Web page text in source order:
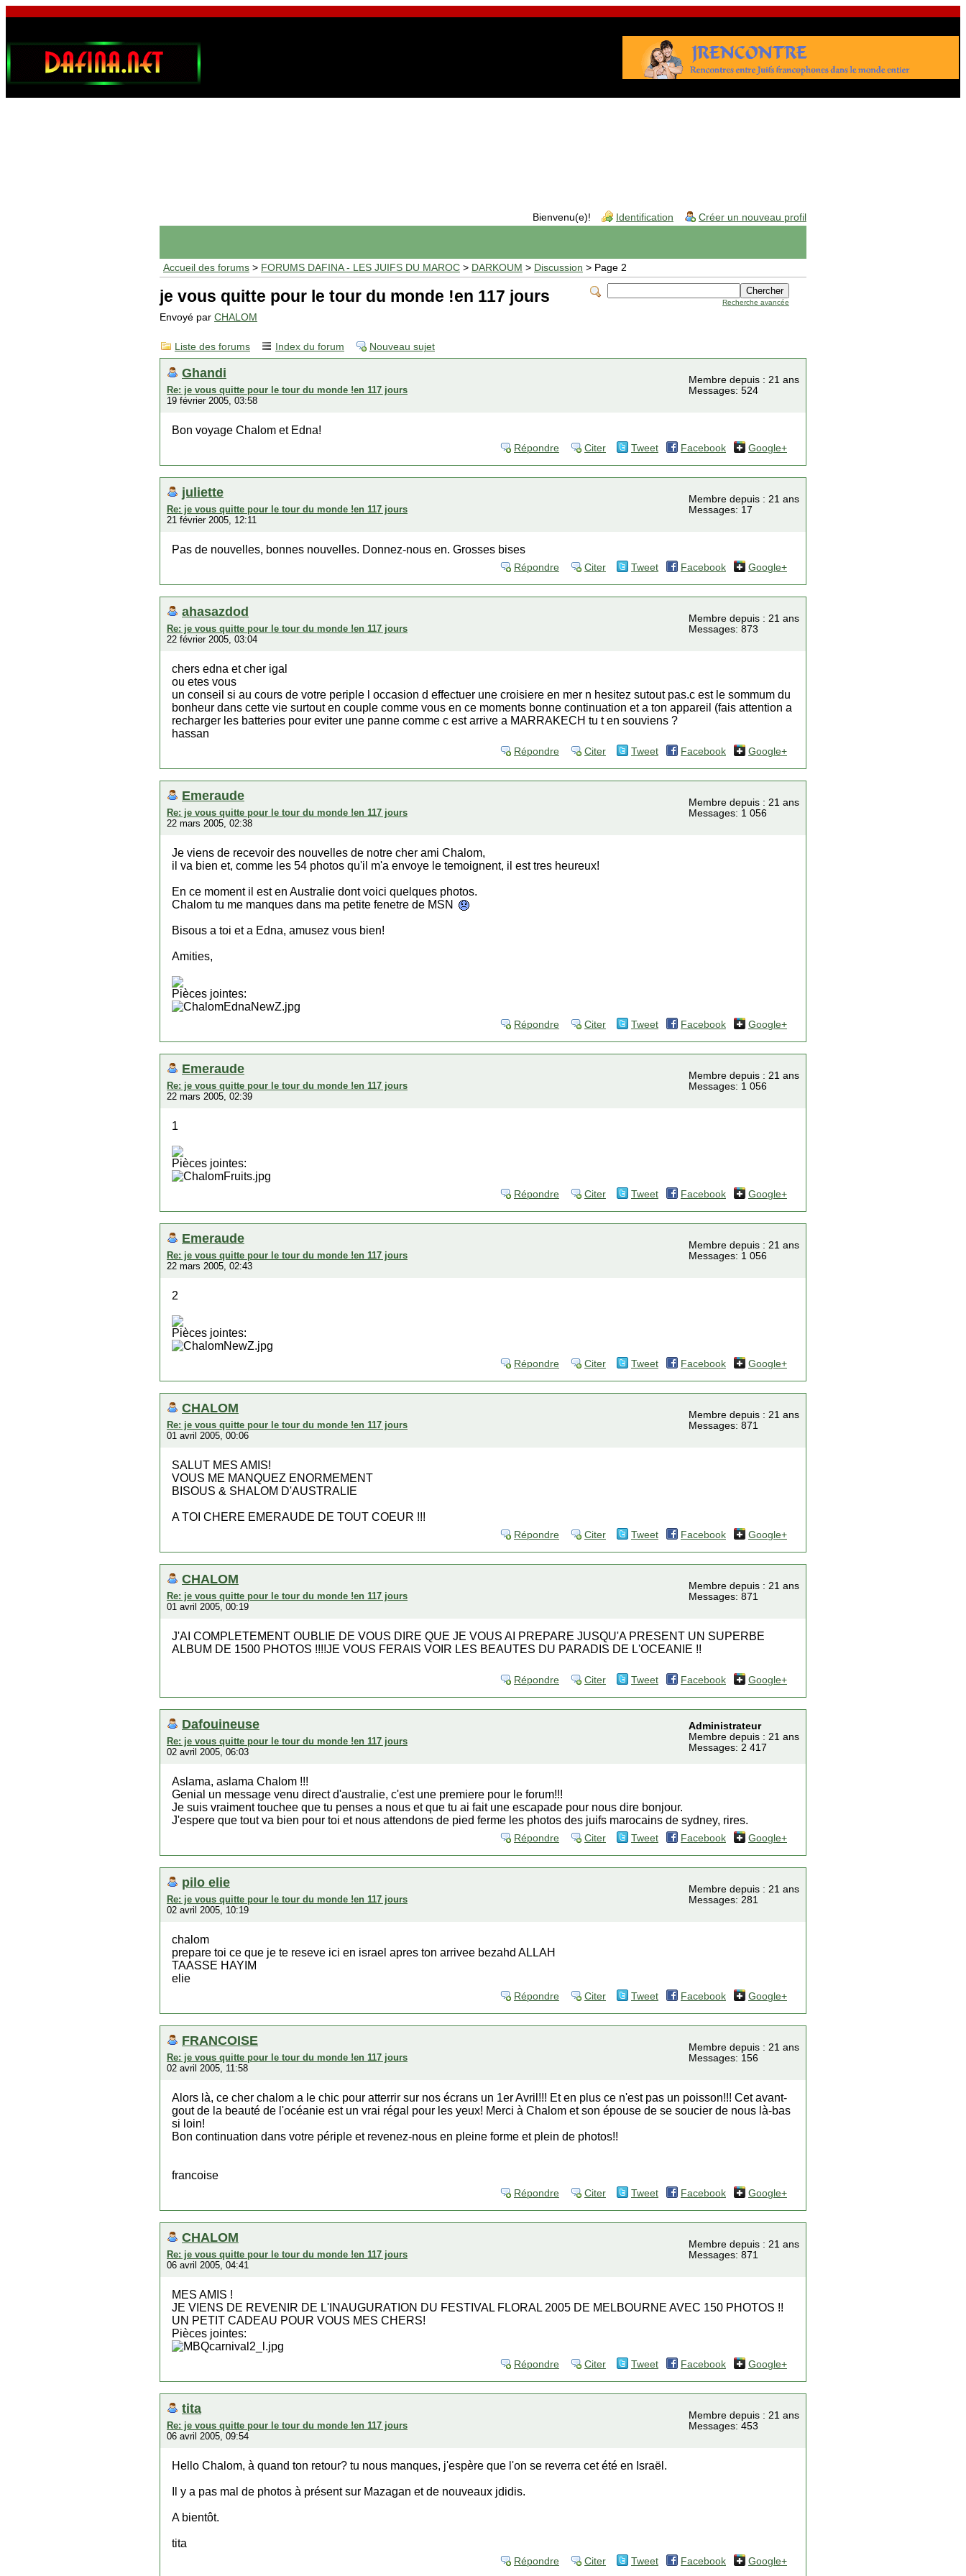
Bienvenu(e)! Identification Créer un nouveau profil
Accueil des forums > FORUMS DAFINA - LES JUIFS DU MAROC > DARKOUM > Discussion > Page 2
Recherche avancée
je vous quitte pour le tour du monde !en 117 jours
Envoyé par CHALOM
Liste des forums Index du forum Nouveau sujet
Ghandi
Re: je vous quitte pour le tour du monde !en 117 jours
19 février 2005, 03:58
Membre depuis : 21 ans
Messages: 524
Bon voyage Chalom et Edna!
Répondre Citer Tweet Facebook Google+
juliette
Re: je vous quitte pour le tour du monde !en 117 jours
21 février 2005, 12:11
Membre depuis : 21 ans
Messages: 17
Pas de nouvelles, bonnes nouvelles. Donnez-nous en. Grosses bises
Répondre Citer Tweet Facebook Google+
ahasazdod
Re: je vous quitte pour le tour du monde !en 117 jours
22 février 2005, 03:04
Membre depuis : 21 ans
Messages: 873
chers edna et cher igal
ou etes vous
un conseil si au cours de votre periple l occasion d effectuer une croisiere en mer n hesitez sutout pas.c est le sommum du
bonheur dans cette vie surtout en couple comme vous en ce moments bonne continuation et a ton appareil (fais attention a
recharger les batteries pour eviter une panne comme c est arrive a MARRAKECH tu t en souviens ?
hassan
Répondre Citer Tweet Facebook Google+
Emeraude
Re: je vous quitte pour le tour du monde !en 117 jours
22 mars 2005, 02:38
Membre depuis : 21 ans
Messages: 1 056
Je viens de recevoir des nouvelles de notre cher ami Chalom,
il va bien et, comme les 54 photos qu'il m'a envoye le temoignent, il est tres heureux!
En ce moment il est en Australie dont voici quelques photos.
Chalom tu me manques dans ma petite fenetre de MSN
Bisous a toi et a Edna, amusez vous bien!
Amities,
Pièces jointes:
Répondre Citer Tweet Facebook Google+
Emeraude
Re: je vous quitte pour le tour du monde !en 117 jours
22 mars 2005, 02:39
Membre depuis : 21 ans
Messages: 1 056
1
Pièces jointes:
Répondre Citer Tweet Facebook Google+
Emeraude
Re: je vous quitte pour le tour du monde !en 117 jours
22 mars 2005, 02:43
Membre depuis : 21 ans
Messages: 1 056
2
Pièces jointes:
Répondre Citer Tweet Facebook Google+
CHALOM
Re: je vous quitte pour le tour du monde !en 117 jours
01 avril 2005, 00:06
Membre depuis : 21 ans
Messages: 871
SALUT MES AMIS!
VOUS ME MANQUEZ ENORMEMENT
BISOUS & SHALOM D'AUSTRALIE
A TOI CHERE EMERAUDE DE TOUT COEUR !!!
Répondre Citer Tweet Facebook Google+
CHALOM
Re: je vous quitte pour le tour du monde !en 117 jours
01 avril 2005, 00:19
Membre depuis : 21 ans
Messages: 871
J'AI COMPLETEMENT OUBLIE DE VOUS DIRE QUE JE VOUS AI PREPARE JUSQU'A PRESENT UN SUPERBE
ALBUM DE 1500 PHOTOS !!!!JE VOUS FERAIS VOIR LES BEAUTES DU PARADIS DE L'OCEANIE !!
Répondre Citer Tweet Facebook Google+
Dafouineuse
Re: je vous quitte pour le tour du monde !en 117 jours
02 avril 2005, 06:03
Administrateur
Membre depuis : 21 ans
Messages: 2 417
Aslama, aslama Chalom !!!
Genial un message venu direct d'australie, c'est une premiere pour le forum!!!
Je suis vraiment touchee que tu penses a nous et que tu ai fait une escapade pour nous dire bonjour.
J'espere que tout va bien pour toi et nous attendons de pied ferme les photos des juifs marocains de sydney, rires.
Répondre Citer Tweet Facebook Google+
pilo elie
Re: je vous quitte pour le tour du monde !en 117 jours
02 avril 2005, 10:19
Membre depuis : 21 ans
Messages: 281
chalom
prepare toi ce que je te reseve ici en israel apres ton arrivee bezahd ALLAH
TAASSE HAYIM
elie
Répondre Citer Tweet Facebook Google+
FRANCOISE
Re: je vous quitte pour le tour du monde !en 117 jours
02 avril 2005, 11:58
Membre depuis : 21 ans
Messages: 156
Alors là, ce cher chalom a le chic pour atterrir sur nos écrans un 1er Avril!!! Et en plus ce n'est pas un poisson!!! Cet avant-
gout de la beauté de l'océanie est un vrai régal pour les yeux! Merci à Chalom et son épouse de se soucier de nous là-bas
si loin!
Bon continuation dans votre périple et revenez-nous en pleine forme et plein de photos!!
francoise
Répondre Citer Tweet Facebook Google+
CHALOM
Re: je vous quitte pour le tour du monde !en 117 jours
06 avril 2005, 04:41
Membre depuis : 21 ans
Messages: 871
MES AMIS !
JE VIENS DE REVENIR DE L'INAUGURATION DU FESTIVAL FLORAL 2005 DE MELBOURNE AVEC 150 PHOTOS !!
UN PETIT CADEAU POUR VOUS MES CHERS!
Pièces jointes:
Répondre Citer Tweet Facebook Google+
tita
Re: je vous quitte pour le tour du monde !en 117 jours
06 avril 2005, 09:54
Membre depuis : 21 ans
Messages: 453
Hello Chalom, à quand ton retour? tu nous manques, j'espère que l'on se reverra cet été en Israël.
Il y a pas mal de photos à présent sur Mazagan et de nouveaux jdidis.
A bientôt.
tita
Répondre Citer Tweet Facebook Google+